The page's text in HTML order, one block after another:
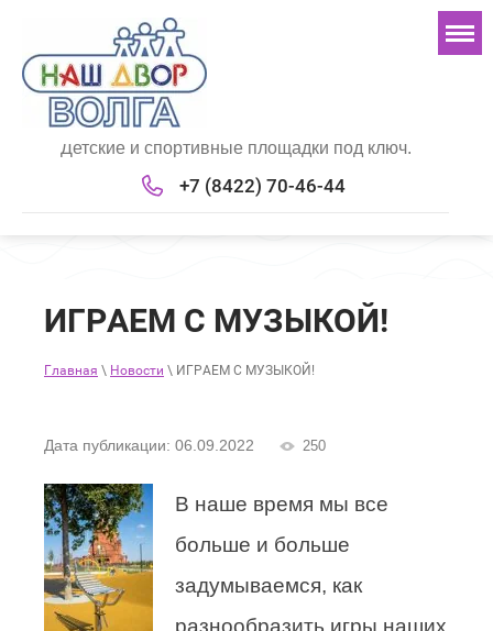
Детские и спортивные площадки под ключ.
+7 (8422) 70-46-44
ИГРАЕМ С МУЗЫКОЙ!
Главная \ Новости \ ИГРАЕМ С МУЗЫКОЙ!
Дата публикации: 06.09.2022 250
В наше время мы все
больше и больше
задумываемся, как
разнообразить игры наших